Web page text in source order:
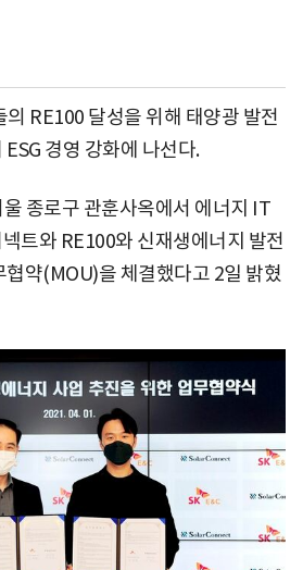
RE100 달성을 위해 태양광 발전
경영 강화에 나선다.
종로구 관훈사옥에서 에너지 IT
트와 RE100와 신재생에너지 발전
협약(MOU)을 체결했다고 2일 밝혔